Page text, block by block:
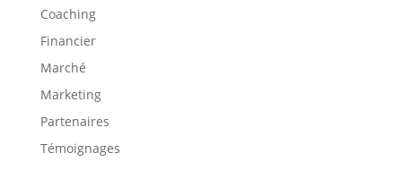
Coaching
Financier
Marché
Marketing
Partenaires
Témoignages